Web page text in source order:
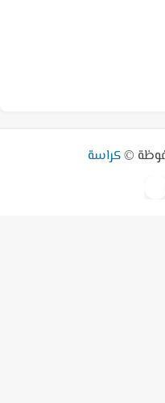
© كراسة